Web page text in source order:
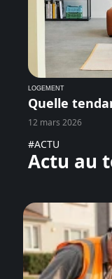
LOGEMENT
Quelle
12 mars 2026
#ACTU
Actu au